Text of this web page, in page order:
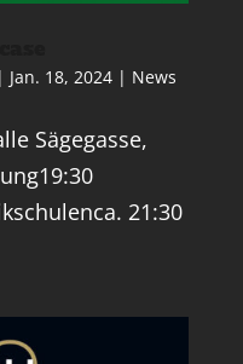
| Jan. 18, 2024| News
Sägegasse,
21:30